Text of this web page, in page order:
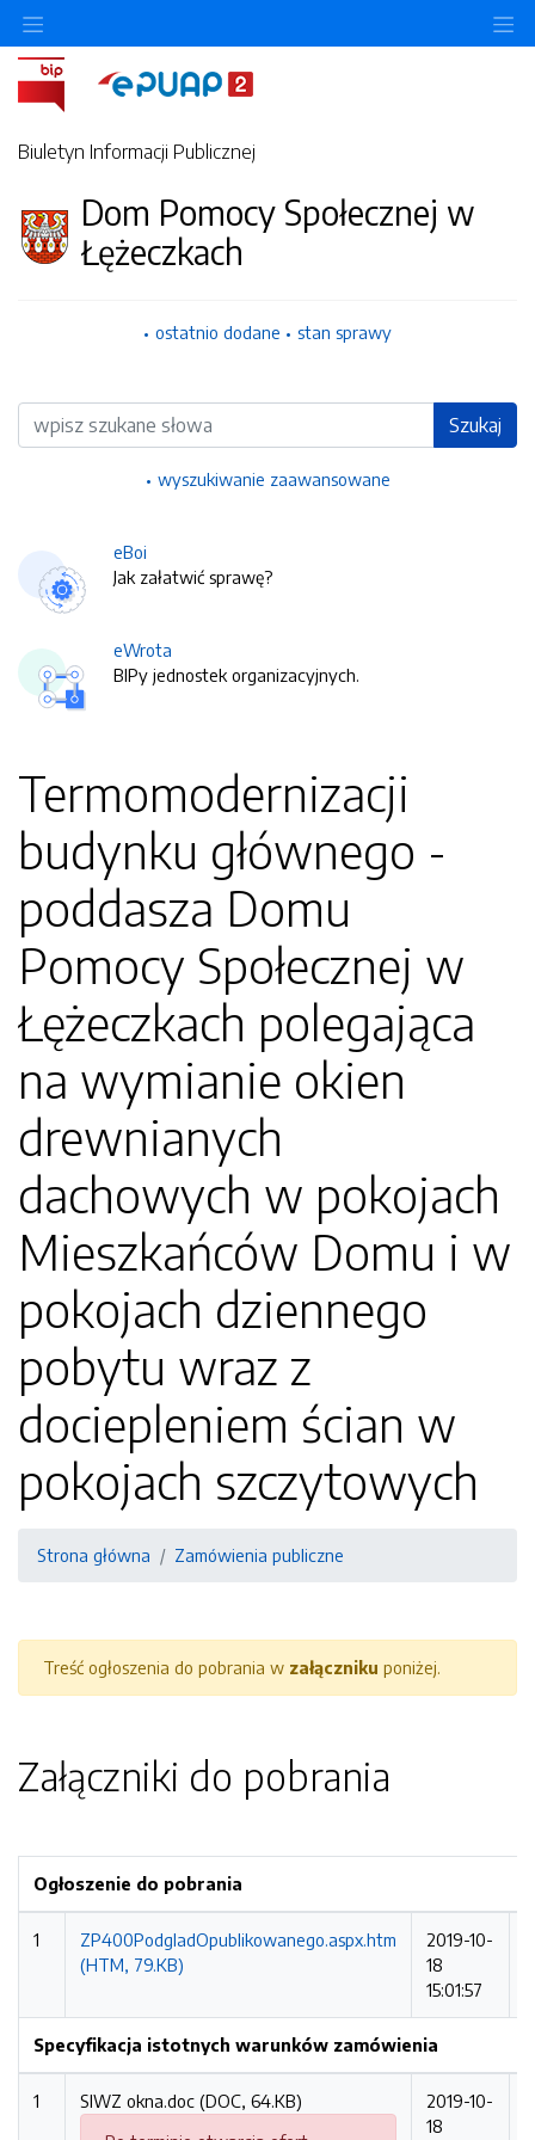
Biuletyn Informacji Publicznej
Dom Pomocy Społecznej w
Łężeczkach
ostatnio dodane stan sprawy
Wyszukiwarka Szukaj
wyszukiwanie zaawansowane
eBoi
Jak załatwić sprawę?
eWrota
BIPy jednostek organizacyjnych.
Termomodernizacji
budynku głównego -
poddasza Domu
Pomocy Społecznej w
Łężeczkach polegająca
na wymianie okien
drewnianych
dachowych w pokojach
Mieszkańców Domu i w
pokojach dziennego
pobytu wraz z
dociepleniem ścian w
pokojach szczytowych
Strona główna Zamówienia publiczne
Treść ogłoszenia do pobrania w załączniku poniżej.
Załączniki do pobrania
Ogłoszenie do pobrania
1
ZP400PodgladOpublikowanego.aspx.htm
(HTM, 79.KB)
2019-10-
18
15:01:57
Specyfikacja istotnych warunków zamówienia
1
SIWZ okna.doc (DOC, 64.KB)
2019-10-
18